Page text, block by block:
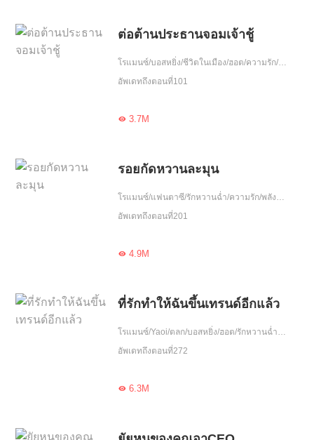
ต่อต้านประธานจอมเจ้าชู้
โรแมนซ์/บอสหยิ่ง/ชีวิตในเมือง/ฮอต/ความรัก/รักที่ทำงาน/เอาแต่ใจ/จบ
อัพเดทถึงตอนที่101
3.7M
รอยกัดหวานละมุน
โรแมนซ์/แฟนตาซี/รักหวานฉ่ำ/ความรัก/พลังวิเศษ/มนุษย์และปีศาจ/จบ
อัพเดทถึงตอนที่201
4.9M
ที่รักทำให้ฉันขึ้นเทรนด์อีกแล้ว
โรแมนซ์/Yaoi/ตลก/บอสหยิ่ง/ฮอต/รักหวานฉ่ำ/ขี้งอแง/เอาแต่ใจ/วงการบันเทิง
อัพเดทถึงตอนที่272
6.3M